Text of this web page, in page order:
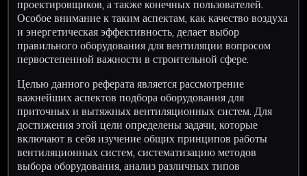
проектировщиков, а также конечных пользователей.
Особое внимание к таким аспектам, как качество воздуха
и энергетическая эффективность, делает выбор
правильного оборудования для вентиляции вопросом
первостепенной важности в строительной сфере.
Целью данного реферата является рассмотрение
важнейших аспектов подбора оборудования для
приточных и вытяжных вентиляционных систем. Для
достижения этой цели определены задачи, которые
включают в себя изучение общих принципов работы
вентиляционных систем, систематизацию методов
выбора оборудования, анализ различных типов